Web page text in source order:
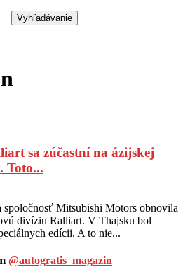
sa zúčastní na ázijskej
Toto...
Mitsubishi Motors obnovila
divíziu Ralliart. V Thajsku bol
edícii. A to nie...
@autogratis_magazin